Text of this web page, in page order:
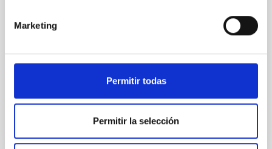
Marketing
Permitir todas
Permitir la selección
capacidades necesarias para diseñar y caracterizar
circuitos integrados (ICs) para instrumentación